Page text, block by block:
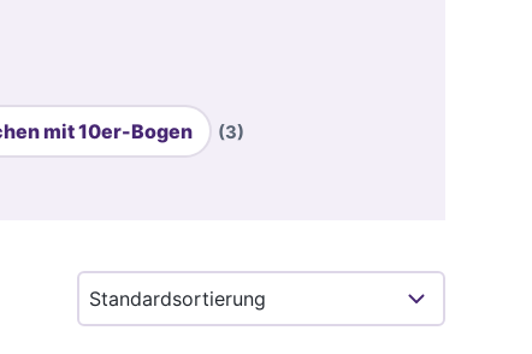
mit 10er-Bogen (3)